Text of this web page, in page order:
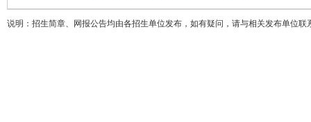
说明：招生简章、网报公告均由各招生单位发布，如有疑问，请与相关发布单位